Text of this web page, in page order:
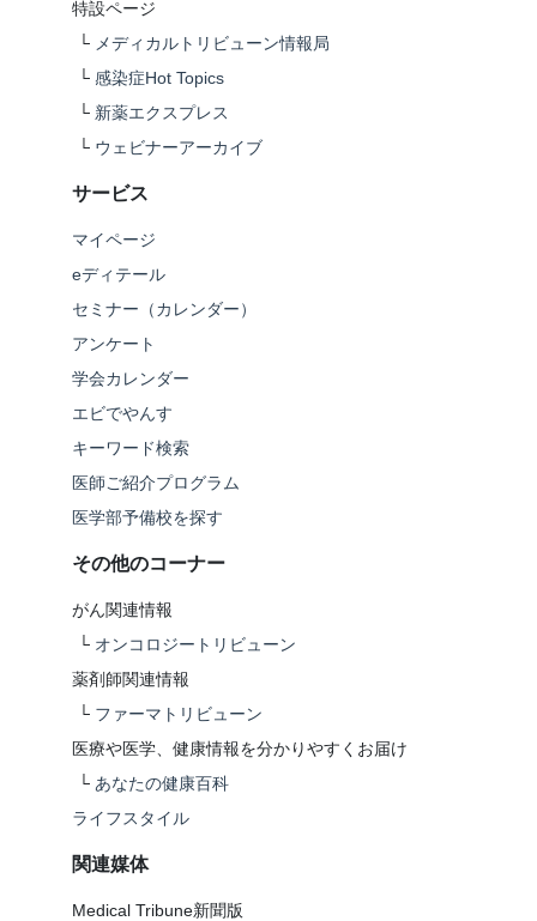
特設ページ
└ メディカルトリビューン情報局
└ 感染症Hot Topics
└ 新薬エクスプレス
└ ウェビナーアーカイブ
サービス
マイページ
eディテール
セミナー（カレンダー）
アンケート
学会カレンダー
エビでやんす
キーワード検索
医師ご紹介プログラム
医学部予備校を探す
その他のコーナー
がん関連情報
└ オンコロジートリビューン
薬剤師関連情報
└ ファーマトリビューン
医療や医学、健康情報を分かりやすくお届け
└ あなたの健康百科
ライフスタイル
関連媒体
Medical Tribune新聞版